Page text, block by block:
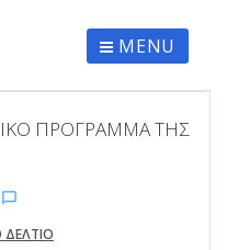
MENU
ΠΡΌΓΡΑΜΜΑ ΤΗΣ
chat_bubble_outline